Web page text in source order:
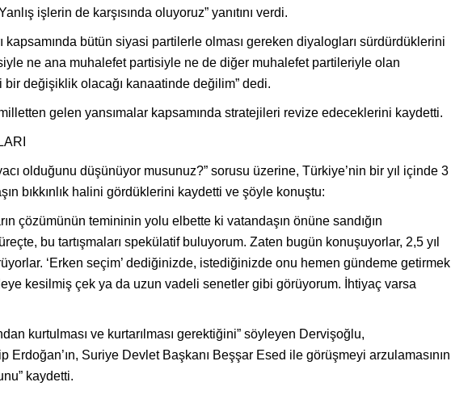
işlerin de karşısında oluyoruz” yanıtını verdi.
kapsamında bütün siyasi partilerle olması gereken diyalogları sürdürdüklerini
ne ana muhalefet partisiyle ne de diğer muhalefet partileriyle olan
değişiklik olacağı kanaatinde değilim” dedi.
gelen yansımalar kapsamında stratejileri revize edeceklerini kaydetti.
olduğunu düşünüyor musunuz?” sorusu üzerine, Türkiye’nin bir yıl içinde 3
bıkkınlık halini gördüklerini kaydetti ve şöyle konuştu:
çözümünün temininin yolu elbette ki vatandaşın önüne sandığın
bu tartışmaları spekülatif buluyorum. Zaten bugün konuşuyorlar, 2,5 yıl
‘Erken seçim’ dediğinizde, istediğinizde onu hemen gündeme getirmek
kesilmiş çek ya da uzun vadeli senetler gibi görüyorum. İhtiyaç varsa
kurtulması ve kurtarılması gerektiğini” söyleyen Dervişoğlu,
Erdoğan’ın, Suriye Devlet Başkanı Beşşar Esed ile görüşmeyi arzulamasının
kaydetti.